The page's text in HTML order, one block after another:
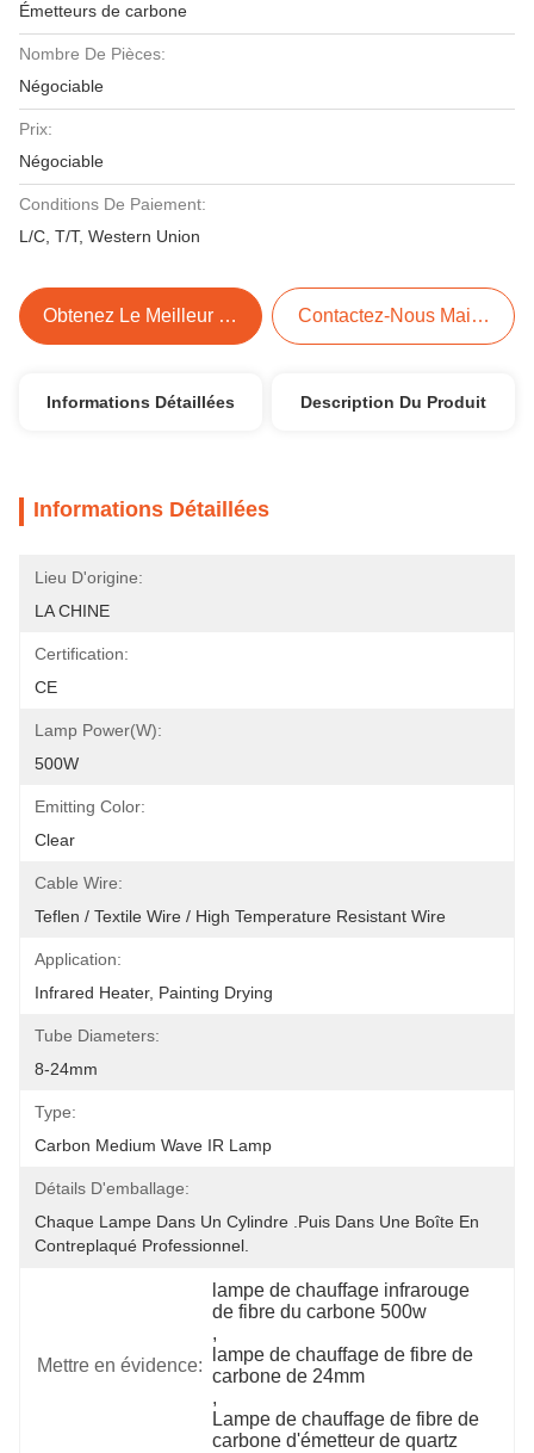
Émetteurs de carbone
Nombre De Pièces:
Négociable
Prix:
Négociable
Conditions De Paiement:
L/C, T/T, Western Union
Obtenez Le Meilleur Prix Contactez-Nous Maintenant
Informations Détaillées Description Du Produit
Informations Détaillées
Lieu D'origine:
LA CHINE
Certification:
CE
Lamp Power(W):
500W
Emitting Color:
Clear
Cable Wire:
Teflen / Textile Wire / High Temperature Resistant Wire
Application:
Infrared Heater, Painting Drying
Tube Diameters:
8-24mm
Type:
Carbon Medium Wave IR Lamp
Détails D'emballage:
Chaque Lampe Dans Un Cylindre .Puis Dans Une Boîte En
Contreplaqué Professionnel.
Mettre en évidence:
lampe de chauffage infrarouge
de fibre du carbone 500w
,
lampe de chauffage de fibre de
carbone de 24mm
,
Lampe de chauffage de fibre de
carbone d'émetteur de quartz